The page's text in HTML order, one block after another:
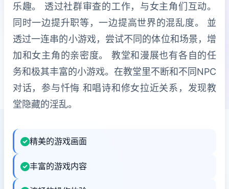
乐趣。 透过社群审查的工作，与女主角们互动。
同时一边提升职等，一边提高世界的混乱度。 並
透过一连串的小游戏，尝试不同的体位和场景，增
加和女主角的亲密度。 教堂和漫展也有各自的任
务和极其丰富的小游戏。在教堂里不断和不同NPC
对话，参与忏悔 和唱诗和修女拉近关系，发现教
堂隐藏的淫乱。
精美的游戏画面
丰富的游戏内容